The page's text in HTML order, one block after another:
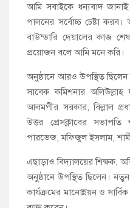
আমি সবাইকে ধন্যবাদ
পালনের সর্বোচ্চ চেষ্টা
বাউন্ডারি দেয়ালের কাজ
প্রয়োজন বলে আমি মনে করি।
অনুষ্ঠানে আরও উপস্থিত
সাবেক কমিশনার
আলমগীর সরকার, বিল্লাল
উত্তর প্রেসক্লাবের
পারভেজ, মফিজুল ইসলাম,
এছাড়াও বিদ্যালয়ের শিক্ষক,
অনুষ্ঠানে উপস্থিত ছিলেন।
কার্যক্রমের মানোন্নয়ন ও